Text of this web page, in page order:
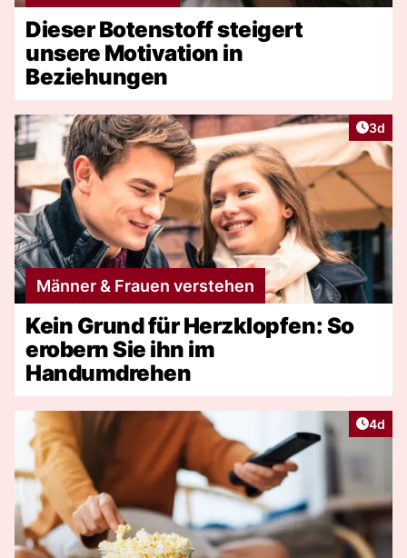
Dieser Botenstoff steigert
unsere Motivation in
Beziehungen
3d
Männer & Frauen verstehen
Kein Grund für Herzklopfen: So
erobern Sie ihn im
Handumdrehen
4d